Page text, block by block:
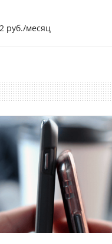
руб./месяц